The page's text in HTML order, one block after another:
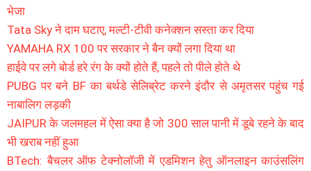
भेजा
Tata Sky ने दाम घटाए, मल्टी-टीवी कनेक्शन सस्ता कर दिया
YAMAHA RX 100 पर सरकार ने बैन क्यों लगा दिया था
हाईवे पर लगे बोर्ड हरे रंग के क्यों होते हैं, पहले तो पीले होते थे
PUBG पर बने BF का बर्थडे सेलिब्रेट करने इंदौर से अमृतसर पहुंच गई
नाबालिग लड़की
JAIPUR के जलमहल में ऐसा क्या है जो 300 साल पानी में डूबे रहने के बाद
भी खराब नहीं हुआ
BTech: बैचलर ऑफ टेक्नोलॉजी में एडमिशन हेतु ऑनलाइन काउंसलिंग